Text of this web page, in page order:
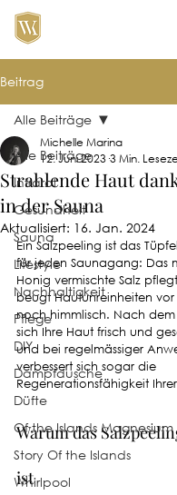
Beitrag
Alle Beiträge
Infrarot
Gesundheit
Sauna
Lifestyle
Nachhaltigkeit
Pflege
DIY
Dampfdusche
Düfte
Of the Islands Magnesium
Story Of the Islands
Whirlpool
Alle Beiträge
Strahlende Haut
in der Sauna
Michelle Marina
12. Juni 2023 3 Min.
Aktualisiert: 16. Jan. 2024
Ein Salzpeeling ist das
für jeden Saunagang: Das
Honig vermischte Salz
beugt Hautunreinheiten
noch himmlisch. Nach
sich Ihre Haut frisch und
und bei regelmässiger
verbessert sich sogar die
Regenerationsfähigkeit
Warum das
ist